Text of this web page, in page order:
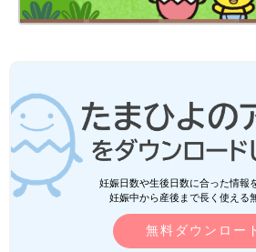
妊娠日数や生後日数に合った情報
妊娠中から産後まで長く使える
無料ダウンロー